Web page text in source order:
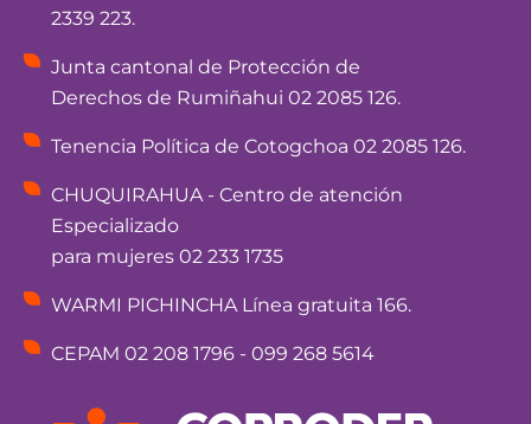
2339 223.
Junta cantonal de Protección de
Derechos de Rumiñahui 02 2085 126.
Tenencia Política de Cotogchoa 02 2085 126.
CHUQUIRAHUA - Centro de atención
Especializado
para mujeres 02 233 1735
WARMI PICHINCHA Línea gratuita 166.
CEPAM 02 208 1796 - 099 268 5614